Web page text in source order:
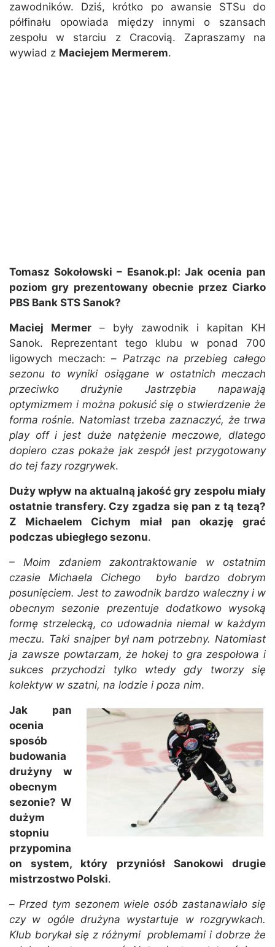
zawodników. Dziś, krótko po awansie STSu do
półfinału opowiada między innymi o szansach
zespołu w starciu z Cracovią. Zapraszamy na
wywiad z Maciejem Mermerem.
Tomasz Sokołowski – Esanok.pl: Jak ocenia pan
poziom gry prezentowany obecnie przez Ciarko
PBS Bank STS Sanok?
Maciej Mermer – były zawodnik i kapitan KH
Sanok. Reprezentant tego klubu w ponad 700
ligowych meczach: – Patrząc na przebieg całego
sezonu to wyniki osiągane w ostatnich meczach
przeciwko drużynie Jastrzębia napawają
optymizmem i można pokusić się o stwierdzenie że
forma rośnie. Natomiast trzeba zaznaczyć, że trwa
play off i jest duże natężenie meczowe, dlatego
dopiero czas pokaże jak zespół jest przygotowany
do tej fazy rozgrywek.
Duży wpływ na aktualną jakość gry zespołu miały
ostatnie transfery. Czy zgadza się pan z tą tezą?
Z Michaelem Cichym miał pan okazję grać
podczas ubiegłego sezonu.
– Moim zdaniem zakontraktowanie w ostatnim
czasie Michaela Cichego było bardzo dobrym
posunięciem. Jest to zawodnik bardzo waleczny i w
obecnym sezonie prezentuje dodatkowo wysoką
formę strzelecką, co udowadnia niemal w każdym
meczu. Taki snajper był nam potrzebny. Natomiast
ja zawsze powtarzam, że hokej to gra zespołowa i
sukces przychodzi tylko wtedy gdy tworzy się
kolektyw w szatni, na lodzie i poza nim.
Jak pan
ocenia
sposób
budowania
drużyny w
obecnym
sezonie? W
dużym
stopniu
przypomina
on system, który przyniósł Sanokowi drugie
mistrzostwo Polski.
– Przed tym sezonem wiele osób zastanawiało się
czy w ogóle drużyna wystartuje w rozgrywkach.
Klub borykał się z różnymi problemami i dobrze że